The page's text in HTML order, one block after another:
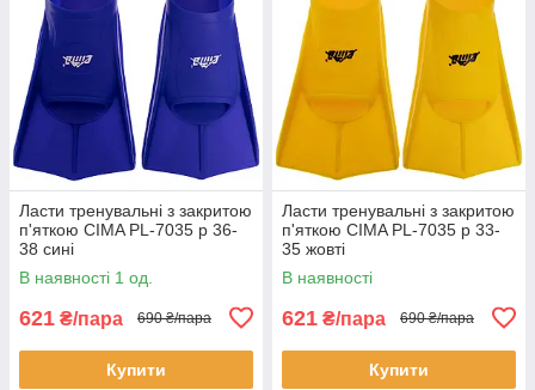
Ласти тренувальні з закритою
п'яткою CIMA PL-7035 р 36-
38 сині
В наявності 1 од.
621 ₴/пара 690 ₴/пара
Купити
Ласти тренувальні з закритою
п'яткою CIMA PL-7035 р 33-
35 жовті
В наявності
621 ₴/пара 690 ₴/пара
Купити